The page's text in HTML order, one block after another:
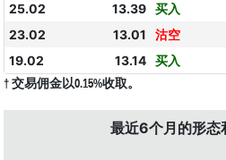
25.02
13.39 买入
23.02
13.01 沽空
19.02
13.14 买入
† 交易佣金以0.15%收取。
最近6个月的形态